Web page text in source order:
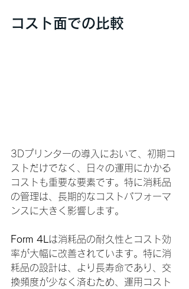
コスト面での比較
3Dプリンターの導入において、初期コ
ストだけでなく、日々の運用にかかる
コストも重要な要素です。特に消耗品
の管理は、長期的なコストパフォーマ
ンスに大きく影響します。
Form 4L は消耗品の耐久性とコスト効
率が大幅に改善されています。特に消
耗品の設計は、より長寿命であり、交
換頻度が少なく済むため、運用コスト